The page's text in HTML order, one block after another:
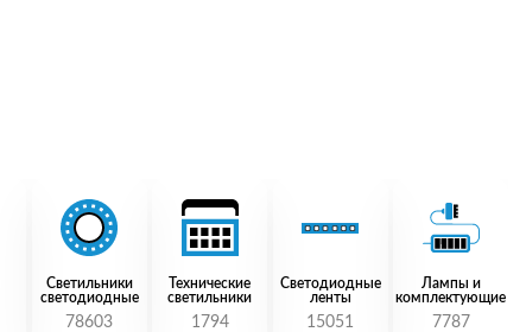
Светильники
светодиодные
78603
Технические
светильники
1794
Светодиодные
ленты
15051
Лампы и
комплектующие
7787